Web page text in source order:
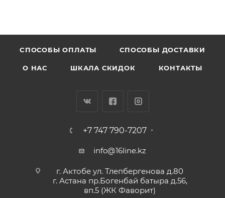
CПОСОБЫ ОПЛАТЫ СПОСОБЫ ДОСТАВКИ
О НАС ШКАЛА СКИДОК КОНТАКТЫ
+7 747 790-7207
info@16line.kz
г. Актобе ул. Тлепбергенова д.80
г. Астана пр.Богенбай батыра д.56,
вп.5 (ЖК Фаворит)